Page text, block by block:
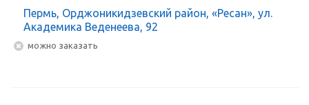
Пермь, Орджоникидзевский район, «Ресан», ул.
Академика Веденеева, 92
Можно заказать